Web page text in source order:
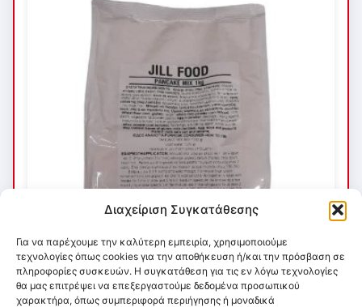
Διαχείριση Συγκατάθεσης
Για να παρέχουμε την καλύτερη εμπειρία, χρησιμοποιούμε
τεχνολογίες όπως cookies για την αποθήκευση ή/και την πρόσβαση σε
πληροφορίες συσκευών. Η συγκατάθεση για τις εν λόγω τεχνολογίες
θα μας επιτρέψει να επεξεργαστούμε δεδομένα προσωπικού
χαρακτήρα, όπως συμπεριφορά περιήγησης ή μοναδικά